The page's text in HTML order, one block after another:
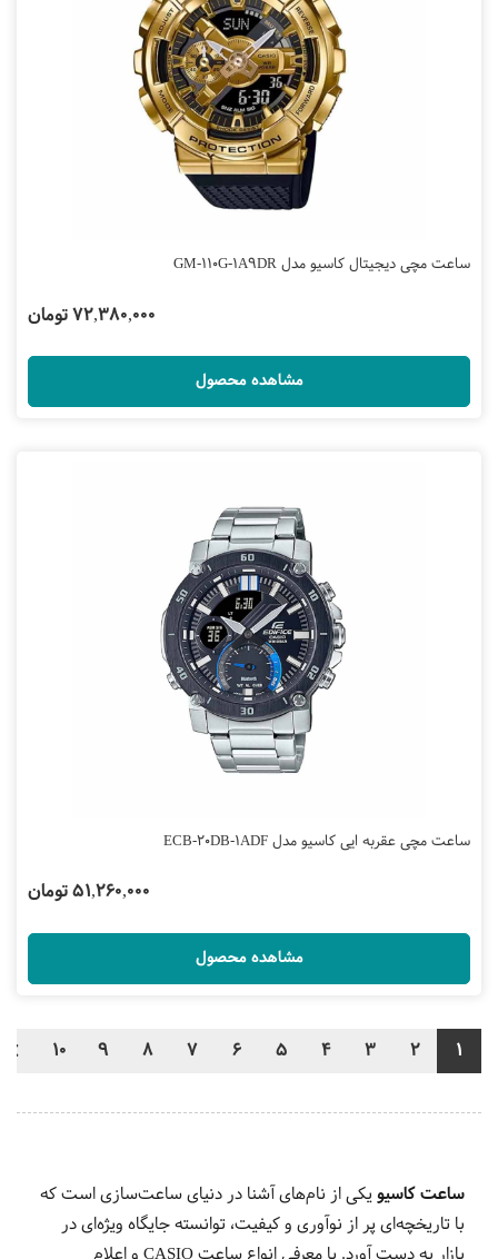
ساعت مچی دیجیتال کاسیو مدل GM-110G-1A9DR
72,380,000 تومان
مشاهده محصول
ساعت مچی عقربه ایی کاسیو مدل ECB-20DB-1ADF
51,260,000 تومان
مشاهده محصول
1
2
3
4
5
6
7
8
9
10
ساعت کاسیویکی از نام‌های آشنا در دنیای ساعت‌سازی است که
با تاریخچه‌ای پر از نوآوری و کیفیت، توانسته جایگاه ویژه‌ای در